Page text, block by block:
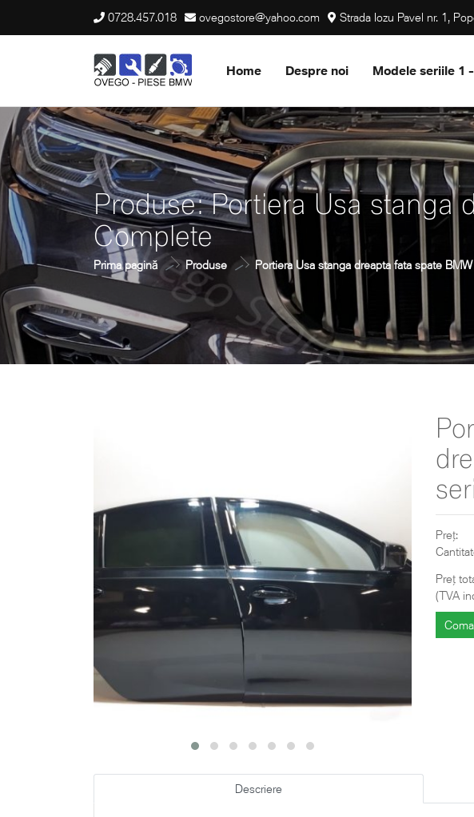
0728.457.018 ovegostore@yahoo.com Strada Iozu Pavel nr. 1,
Home Despre noi Modele seriile 1
Produse: Portiera Usa stanga
Complete
Prima pagină Produse Portiera Usa stanga dreapta fata spate
Preț:
Preț
(TVA
Descriere